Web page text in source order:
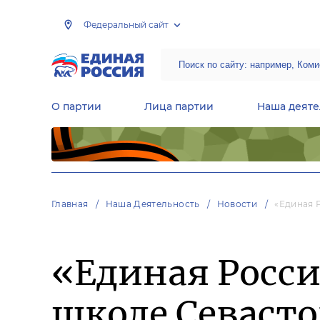
Федеральный сайт
О партии Лица партии Наша
Главная Наша Деятельность Новости «Единая
«Единая